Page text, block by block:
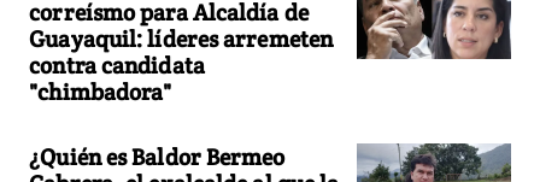
correísmo para Alcaldía de
Guayaquil: líderes arremeten
contra candidata
"chimbadora"
¿Quién es Baldor Bermeo